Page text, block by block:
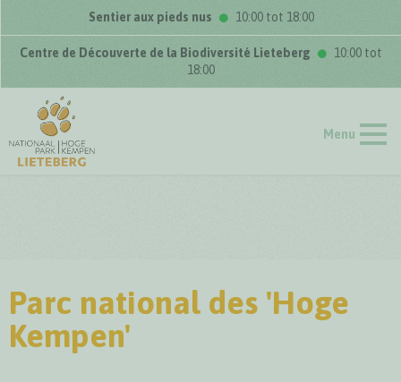
Sentier aux pieds nus 10:00 tot 18:00
Centre de Découverte de la Biodiversité Lieteberg
10:00 tot
18:00
Menu
Parc national des 'Hoge
Kempen'